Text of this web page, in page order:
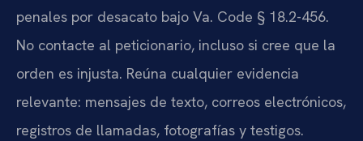
penales por desacato bajo Va. Code § 18.2-456.
No contacte al peticionario, incluso si cree que la
orden es injusta. Reúna cualquier evidencia
relevante: mensajes de texto, correos electrónicos,
registros de llamadas, fotografías y testigos.